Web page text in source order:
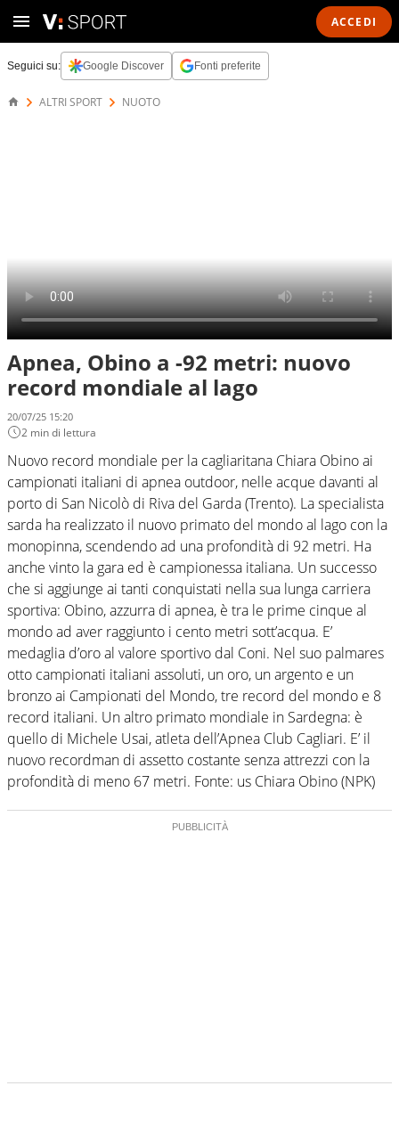
ACCEDI
Seguici su: Google Discover Fonti preferite
ALTRI SPORT NUOTO
Apnea, Obino a -92 metri: nuovo
record mondiale al lago
20/07/25 15:20
2 min di lettura
Nuovo record mondiale per la cagliaritana Chiara Obino ai
campionati italiani di apnea outdoor, nelle acque davanti al
porto di San Nicolò di Riva del Garda (Trento). La specialista
sarda ha realizzato il nuovo primato del mondo al lago con la
monopinna, scendendo ad una profondità di 92 metri. Ha
anche vinto la gara ed è campionessa italiana. Un successo
che si aggiunge ai tanti conquistati nella sua lunga carriera
sportiva: Obino, azzurra di apnea, è tra le prime cinque al
mondo ad aver raggiunto i cento metri sott’acqua. E’
medaglia d’oro al valore sportivo dal Coni. Nel suo palmares
otto campionati italiani assoluti, un oro, un argento e un
bronzo ai Campionati del Mondo, tre record del mondo e 8
record italiani. Un altro primato mondiale in Sardegna: è
quello di Michele Usai, atleta dell’Apnea Club Cagliari. E’ il
nuovo recordman di assetto costante senza attrezzi con la
profondità di meno 67 metri. Fonte: us Chiara Obino (NPK)